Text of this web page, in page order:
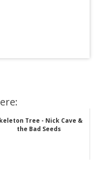
Tree - Nick Cave &
the Bad Seeds